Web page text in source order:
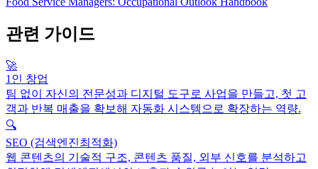
관련 가이드
🚀
1인 창업
팀 없이 자신의 전문성과 디지털 도구로 사업을 만들고, 첫 고
객과 반복 매출을 확보해 자동화 시스템으로 확장하는 역량.
🔍
SEO (검색엔진최적화)
웹 콘텐츠의 기술적 구조, 콘텐츠 품질, 외부 신호를 분석하고